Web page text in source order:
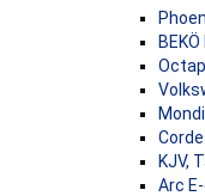
KJV,
Arc